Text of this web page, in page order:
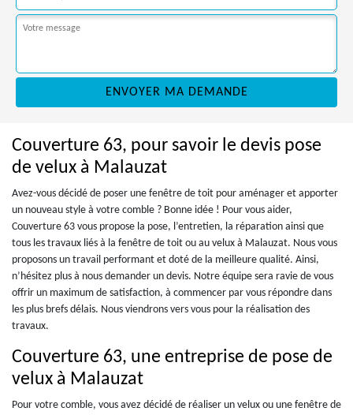
Couverture 63, pour savoir le devis pose
de velux à Malauzat
Avez-vous décidé de poser une fenêtre de toit pour aménager et apporter
un nouveau style à votre comble ? Bonne idée ! Pour vous aider,
Couverture 63 vous propose la pose, l’entretien, la réparation ainsi que
tous les travaux liés à la fenêtre de toit ou au velux à Malauzat. Nous vous
proposons un travail performant et doté de la meilleure qualité. Ainsi,
n’hésitez plus à nous demander un devis. Notre équipe sera ravie de vous
offrir un maximum de satisfaction, à commencer par vous répondre dans
les plus brefs délais. Nous viendrons vers vous pour la réalisation des
travaux.
Couverture 63, une entreprise de pose de
velux à Malauzat
Pour votre comble, vous avez décidé de réaliser un velux ou une fenêtre de